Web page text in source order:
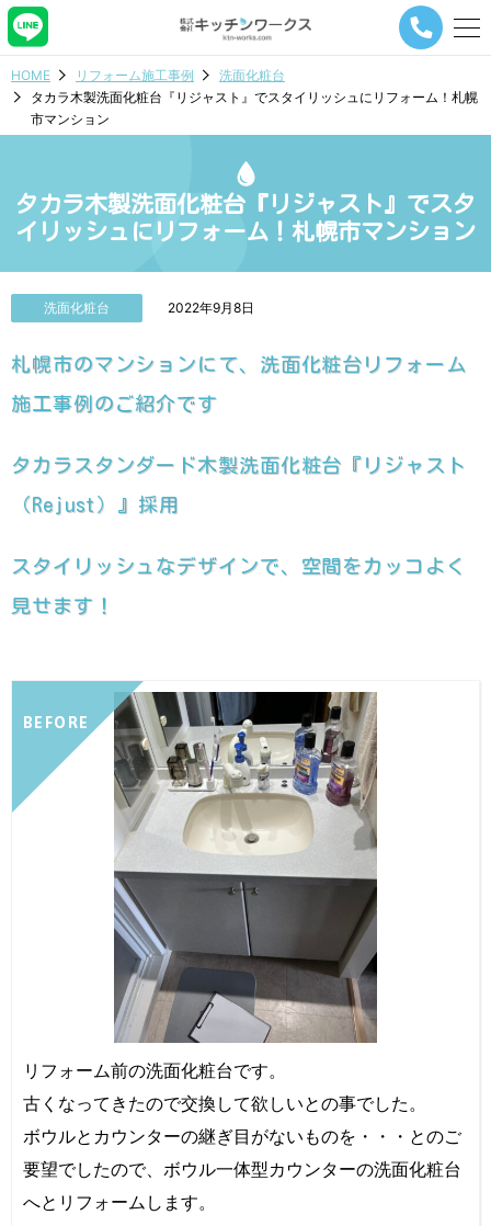
メ
ー
ビ
シ
ョ
ン
タ
HOME リフォーム施工事例
洗面化粧台
タカラ木製洗面化粧台『リジャスト』でスタイリッシュにリフォーム！札幌
市マンション
タカラ木製洗面化粧台『リジャスト』でスタ
イリッシュにリフォーム！札幌市マンション
洗面化粧台 2022年9月8日
札幌市のマンションにて、洗面化粧台リフォーム
施工事例のご紹介です
タカラスタンダード木製洗面化粧台『リジャスト
（Rejust）』採用
スタイリッシュなデザインで、空間をカッコよく
見せます！
BEFORE
リフォーム前の洗面化粧台です。
古くなってきたので交換して欲しいとの事でした。
ボウルとカウンターの継ぎ目がないものを・・・とのご
要望でしたので、ボウル一体型カウンターの洗面化粧台
へとリフォームします。